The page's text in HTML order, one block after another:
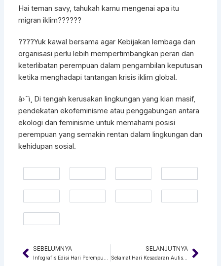
Hai teman savy, tahukah kamu mengenai apa itu
migran iklim??????
????Yuk kawal bersama agar Kebijakan lembaga dan
organisasi perlu lebih mempertimbangkan peran dan
keterlibatan perempuan dalam pengambilan keputusan
ketika menghadapi tantangan krisis iklim global.
â›ˆï¸ Di tengah kerusakan lingkungan yang kian masif,
pendekatan ekofeminisme atau penggabungan antara
ekologi dan feminisme untuk memahami posisi
perempuan yang semakin rentan dalam lingkungan dan
kehidupan sosial.
Prev
SEBELUMNYA SELANJUTNYA
Selamat Hari Kesadaran Autisme Sedunia ke-17 tahun Next